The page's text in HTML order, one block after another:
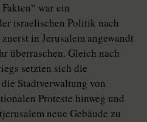
war ein
israelischen Politik nach
in Jerusalem angewandt
überraschen. Gleich nach
setzten sich die
Stadtverwaltung von
Proteste hinweg und
neue Gebäude zu